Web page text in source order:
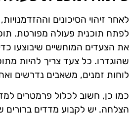
לאחר זיהוי הסיכונים
לפתח תוכנית פעולה מפורטת.
את הצעדים המוחשיים שיבוצעו
שהוגדרו. כל צעד צריך להיות
לוחות זמנים, משאבים נדרשים
כמו כן, חשוב לכלול פרמטרים
הצלחה. יש לקבוע מדדים ברורים